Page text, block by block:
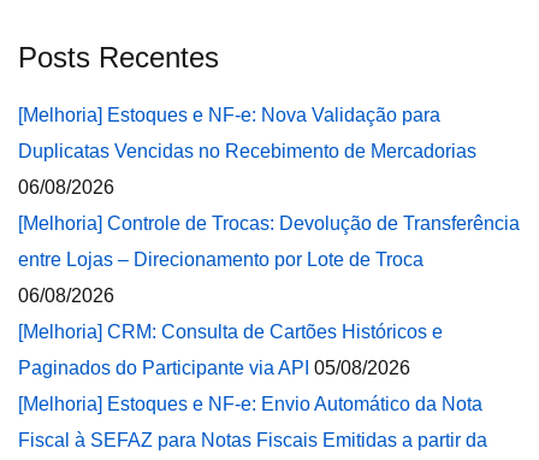
Posts Recentes
[Melhoria] Estoques e NF-e: Nova Validação para
Duplicatas Vencidas no Recebimento de Mercadorias
06/08/2026
[Melhoria] Controle de Trocas: Devolução de Transferência
entre Lojas – Direcionamento por Lote de Troca
06/08/2026
[Melhoria] CRM: Consulta de Cartões Históricos e
Paginados do Participante via API 05/08/2026
[Melhoria] Estoques e NF-e: Envio Automático da Nota
Fiscal à SEFAZ para Notas Fiscais Emitidas a partir da